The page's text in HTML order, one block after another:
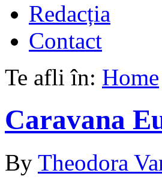
Redacția
Contact
Te afli în: Home
Caravana
By Theodora